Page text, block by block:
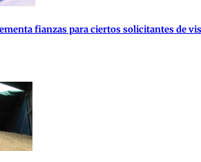
fianzas para ciertos solicitantes de